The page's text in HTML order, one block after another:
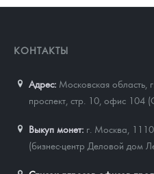
КОНТАКТЫ
Адрес: Московская
проспект, стр. 10, офис 104
Выкуп монет: г. Москва,
(бизнес-центр Деловой дом